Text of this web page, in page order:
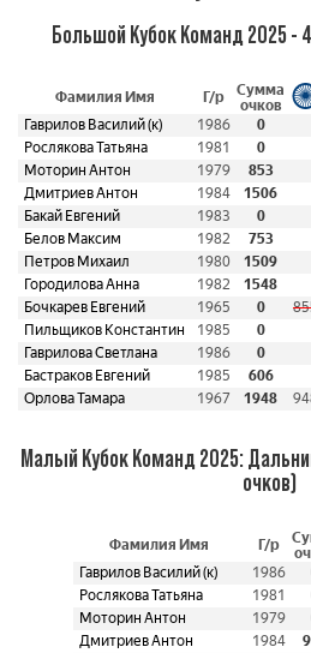
Большой Кубок Команд 2025 -
Фамилия Имя Г/р
Сумма
очков
Гаврилов Василий (к)
1986
0
Рослякова Татьяна
1981
0
Моторин Антон
1979 853
Дмитриев Антон
1984 1506
Бакай Евгений
1983
0
Белов Максим
1982 753
Петров Михаил
1980 1509
Городилова Анна
1982 1548
Бочкарев Евгений
1965 0
Пильщиков Константин
1985 0
Гаврилова Светлана
1986
0
Бастраков Евгений
1985 606
Орлова Тамара
1967 1948
Малый Кубок Команд 2025:
очков)
Фамилия Имя Г/р
Гаврилов Василий (к)
1986
Рослякова Татьяна
1981
Моторин Антон
1979
Дмитриев Антон
1984